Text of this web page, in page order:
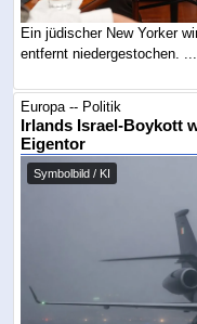
Ein jüdischer New Yorker
entfernt niedergestochen. ...
Europa -- Politik
Irlands Israel-Boykott
Eigentor
Symbolbild / KI